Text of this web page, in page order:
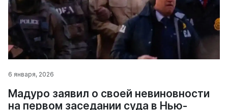
6 января, 2026
Мадуро заявил о своей невиновности
на первом заседании суда в Нью-